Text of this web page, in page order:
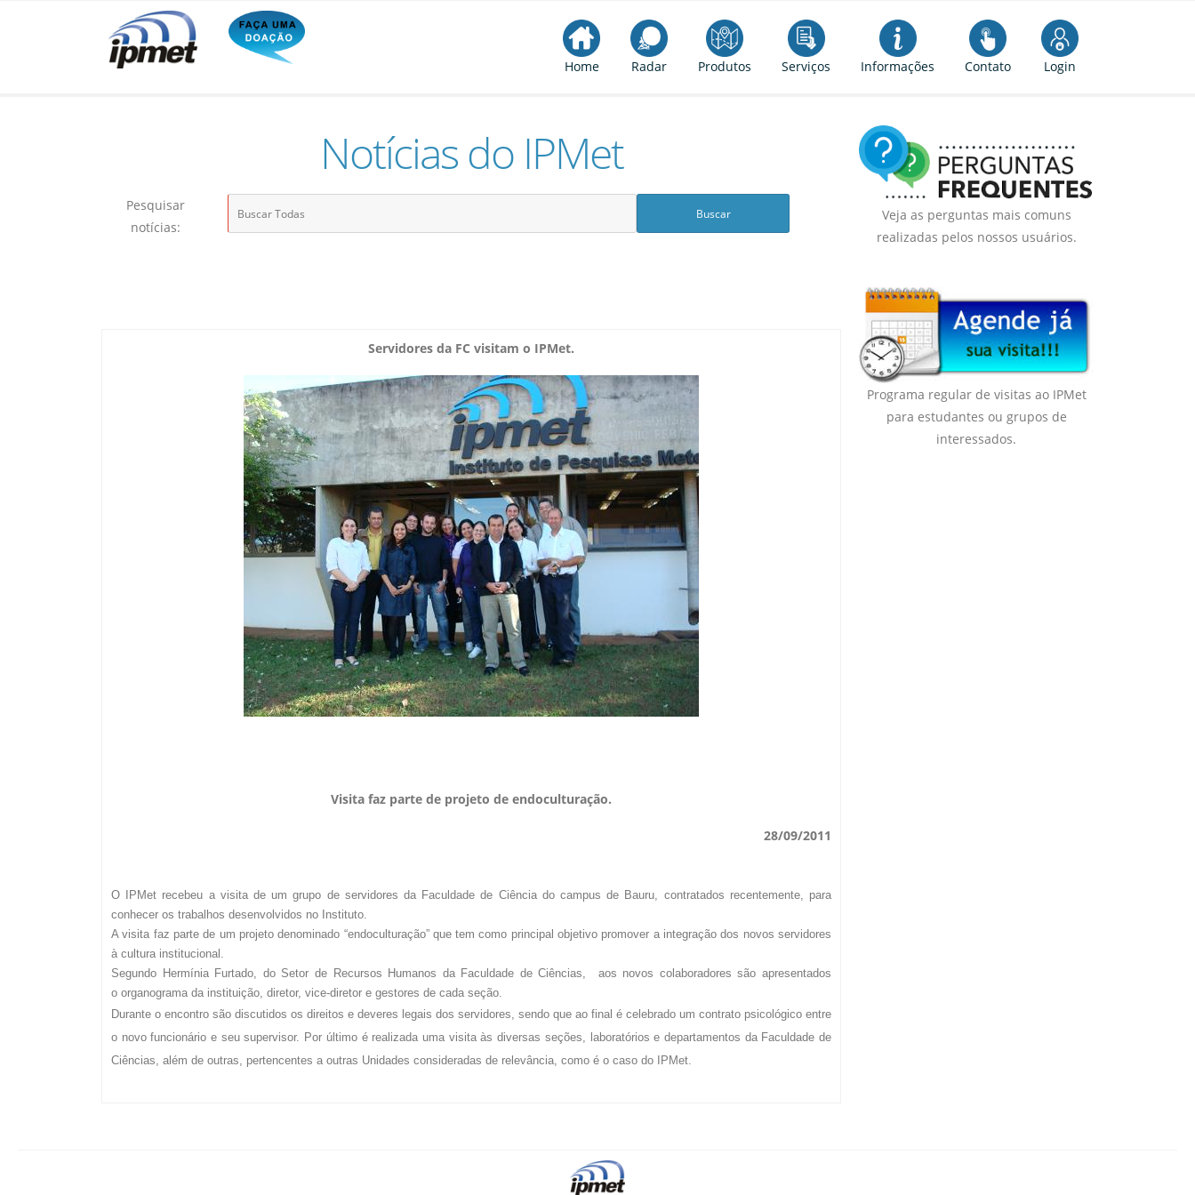
Home Radar Produtos Serviços Informações Contato Login
Notícias do IPMet
Pesquisar
notícias:
Servidores da FC visitam o IPMet.
Visita faz parte de projeto de endoculturação.
28/09/2011
O IPMet recebeu a visita de um grupo de servidores da Faculdade de Ciência do campus de Bauru, contratados recentemente, para
conhecer os trabalhos desenvolvidos no Instituto.
A visita faz parte de um projeto denominado “endoculturação” que tem como principal objetivo promover a integração dos novos servidores
à cultura institucional.
Segundo Hermínia Furtado, do Setor de Recursos Humanos da Faculdade de Ciências, aos novos colaboradores são apresentados
o organograma da instituição, diretor, vice-diretor e gestores de cada seção.
Durante o encontro são discutidos os direitos e deveres legais dos servidores, sendo que ao final é celebrado um contrato psicológico entre
o novo funcionário e seu supervisor. Por último é realizada uma visita às diversas seções, laboratórios e departamentos da Faculdade de
Ciências, além de outras, pertencentes a outras Unidades consideradas de relevância, como é o caso do IPMet.
Veja as perguntas mais comuns
realizadas pelos nossos usuários.
Programa regular de visitas ao IPMet
para estudantes ou grupos de
interessados.